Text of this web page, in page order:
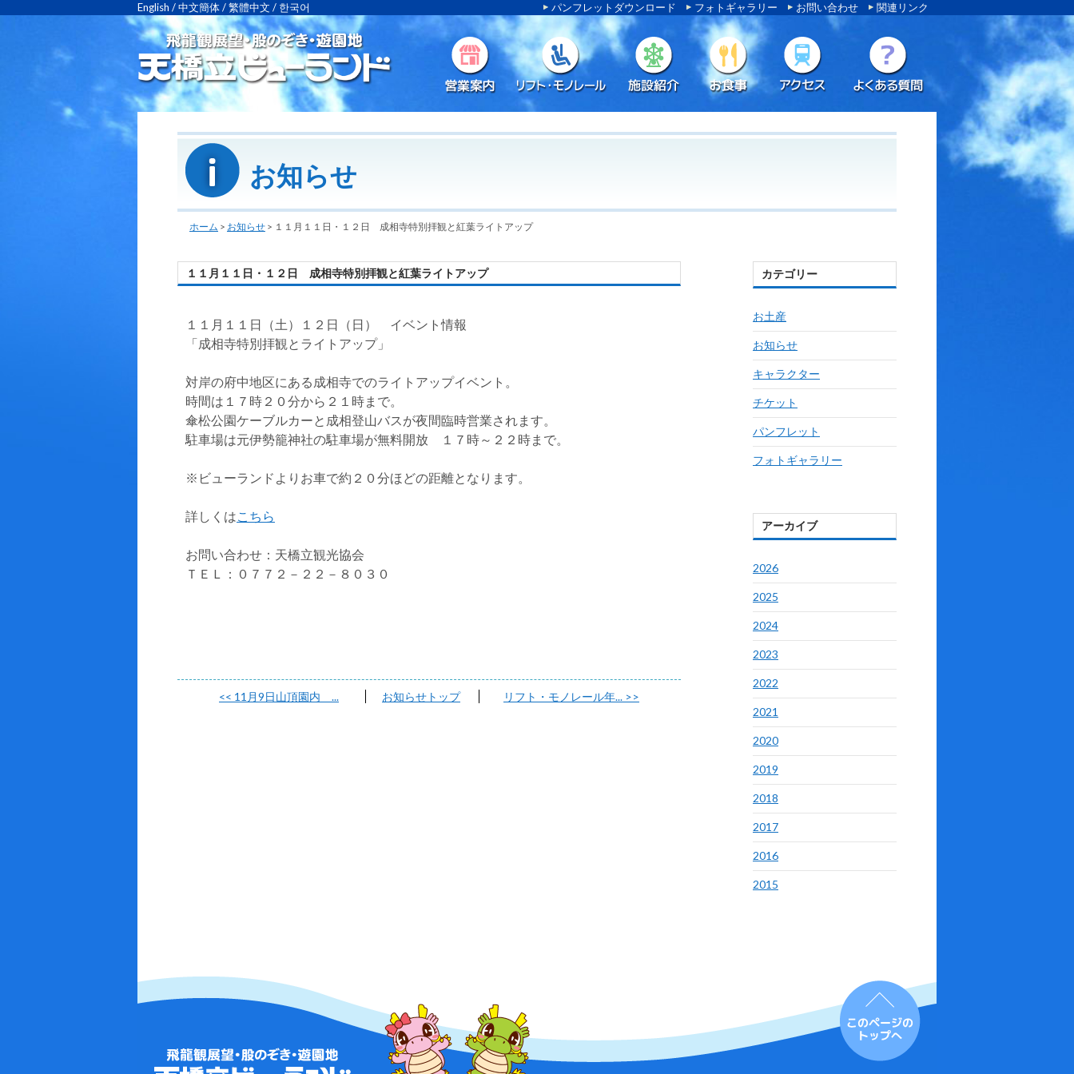
English /中文簡体/繁體中文 / 한국어 パンフレットダウンロード フォトギャラリー お問い合わせ 関連リンク
お知らせ
ホーム > お知らせ > １１月１１日・１２日 成相寺特別拝観と紅葉ライトアップ
１１月１１日・１２日 成相寺特別拝観と紅葉ライトアップ
１１月１１日（土）１２日（日） イベント情報
「成相寺特別拝観とライトアップ」
対岸の府中地区にある成相寺でのライトアップイベント。
時間は１７時２０分から２１時まで。
傘松公園ケーブルカーと成相登山バスが夜間臨時営業されます。
駐車場は元伊勢籠神社の駐車場が無料開放 １７時～２２時まで。
※ビューランドよりお車で約２０分ほどの距離となります。
詳しくはこちら
お問い合わせ：天橋立観光協会
ＴＥＬ：０７７２－２２－８０３０
<< 11月9日山頂園内 ... お知らせトップ リフト・モノレール年... >>
カテゴリー
お土産
お知らせ
キャラクター
チケット
パンフレット
フォトギャラリー
アーカイブ
2026
2025
2024
2023
2022
2021
2020
2019
2018
2017
2016
2015